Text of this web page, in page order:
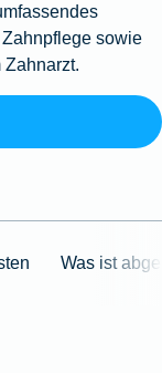
sowie
Zahnarzt.
Was ist